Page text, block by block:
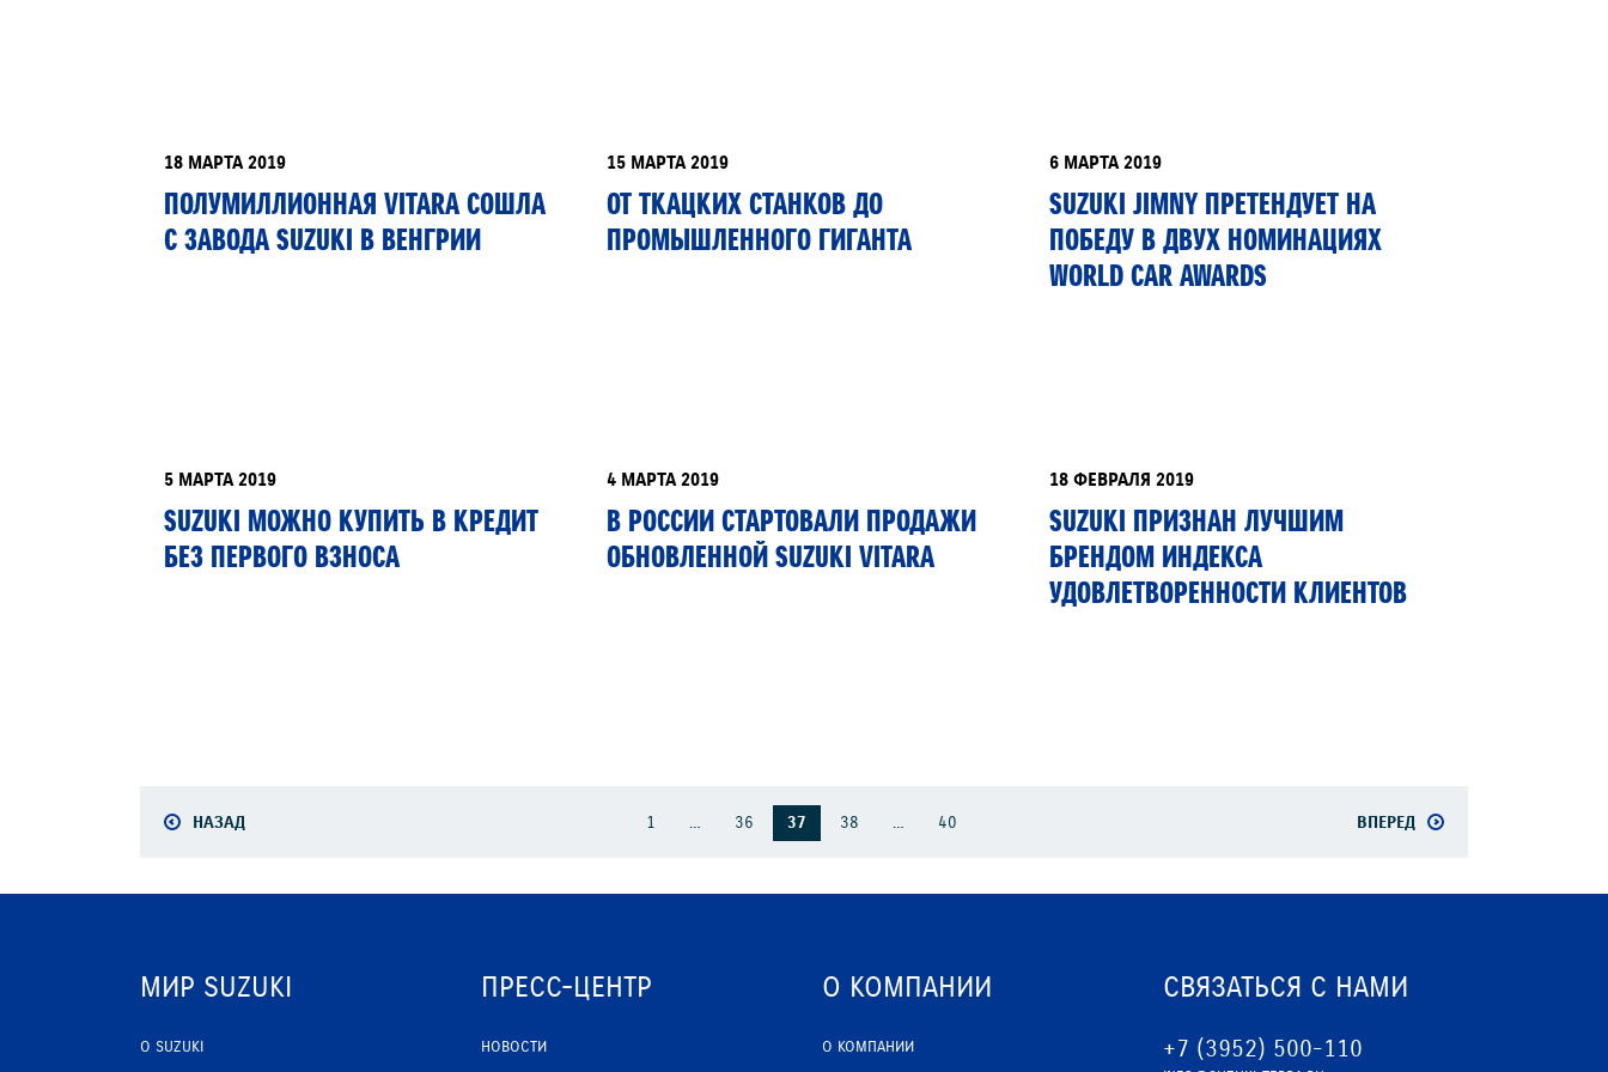
VITARA
18 МАРТА 2019
ПОЛУМИЛЛИОННАЯ VITARA СОШЛА
С ЗАВОДА SUZUKI В ВЕНГРИИ
15 МАРТА 2019
ОТ ТКАЦКИХ СТАНКОВ ДО
ПРОМЫШЛЕННОГО ГИГАНТА
6 МАРТА 2019
SUZUKI JIMNY ПРЕТЕНДУЕТ НА
ПОБЕДУ В ДВУХ НОМИНАЦИЯХ
WORLD CAR AWARDS
5 МАРТА 2019
SUZUKI МОЖНО КУПИТЬ В КРЕДИТ
БЕЗ ПЕРВОГО ВЗНОСА
4 МАРТА 2019
В РОССИИ СТАРТОВАЛИ ПРОДАЖИ
ОБНОВЛЕННОЙ SUZUKI VITARA
18 ФЕВРАЛЯ 2019
SUZUKI ПРИЗНАН ЛУЧШИМ
БРЕНДОМ ИНДЕКСА
УДОВЛЕТВОРЕННОСТИ КЛИЕНТОВ
НАЗАД 1 … 36 37 38 … 40 ВПЕРЕД
МИР SUZUKI
О SUZUKI
ПРЕСС-ЦЕНТР
НОВОСТИ
О КОМПАНИИ
О КОМПАНИИ
СВЯЗАТЬСЯ С НАМИ
+7 (3952) 500-110